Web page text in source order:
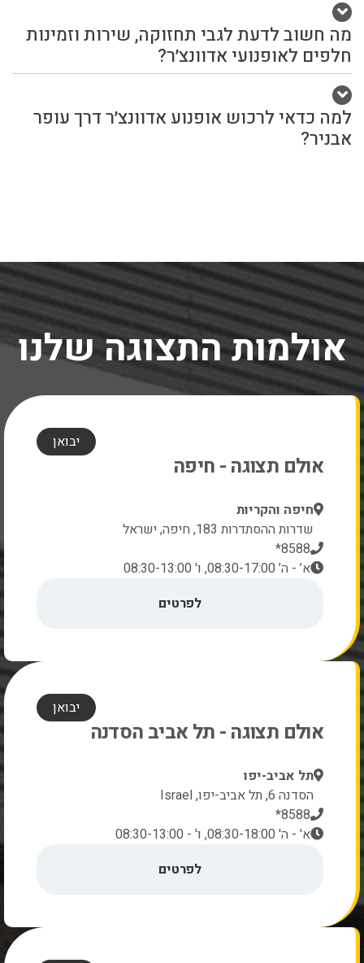
מה חשוב לדעת לגבי תחזוקה, שירות וזמינות
חלפים לאופנועי אדוונצ׳ר?
למה כדאי לרכוש אופנוע אדוונצ׳ר דרך עופר
אבניר?
אולמות התצוגה שלנו
יבואן
אולם תצוגה - חיפה
חיפה והקריות
שדרות ההסתדרות 183, חיפה, ישראל
8588*
א’ - ה’ 08:30-17:00, ו' 08:30-13:00
לפרטים
יבואן
אולם תצוגה - תל אביב הסדנה
תל אביב-יפו
הסדנה 6, תל אביב-יפו, Israel
8588*
א' - ה' 08:30-18:00, ו' - 08:30-13:00
לפרטים